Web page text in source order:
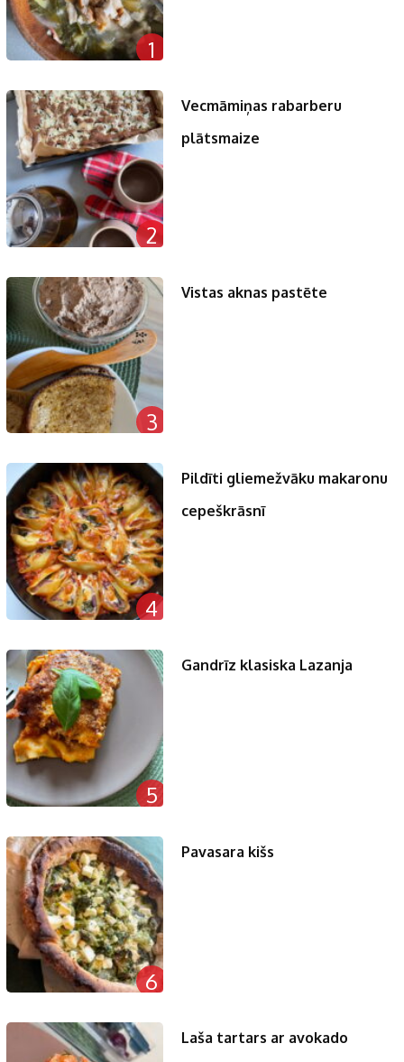
1
2
Vecmāmiņas rabarberu
plātsmaize
3
Vistas aknas pastēte
4
Pildīti gliemežvāku makaronu
cepeškrāsnī
5
Gandrīz klasiska Lazanja
6
Pavasara kišs
Laša tartars ar avokado